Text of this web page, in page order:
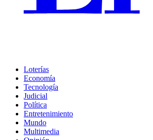
Loterías
Economía
Tecnología
Judicial
Política
Entretenimiento
Mundo
Multimedia